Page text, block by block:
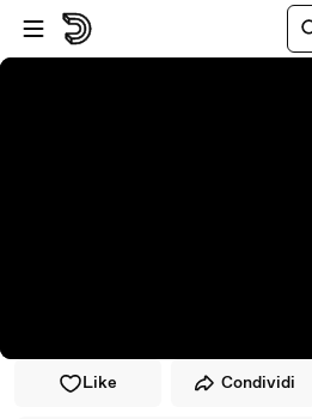
Vai al lettore
Passa al contenuto principale
Like Condividi